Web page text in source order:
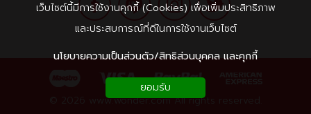
© 2026 www.wonder.com All rights reserved.
เว็บไซต์นี้มีการใช้งานคุกกี้ (Cookies) เพื่อเพิ่มประสิทธิภาพ
และประสบการณ์ที่ดีในการใช้งานเว็บไซต์
นโยบายความเป็นส่วนตัว/สิทธิส่วนบุคคล และคุกกี้
ยอมรับ